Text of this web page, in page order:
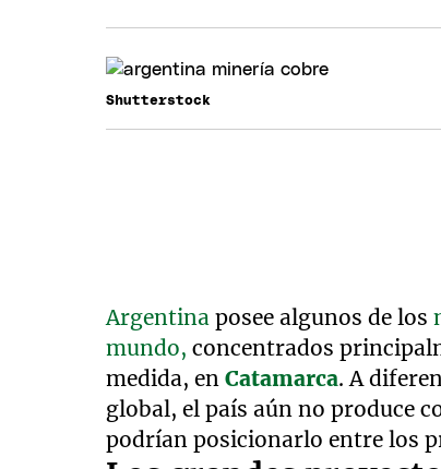
Shutterstock
Argentina posee algunos de los
mundo, concentrados
medida, enCatamarca. A
global, el país aún no produce
podrían posicionarlo entre los